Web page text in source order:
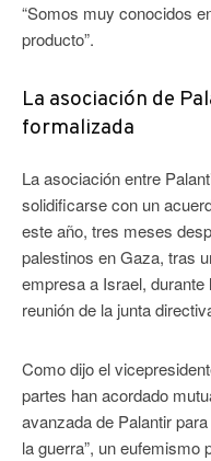
“Somos muy conocidos
producto”.
La asociación de
formalizada
La asociación entre
solidificarse con un
este año, tres meses
palestinos en Gaza, tras
empresa a Israel,
reunión de la junta
Como dijo el
partes han acordado
avanzada de Palantir
la guerra”, un eufemismo